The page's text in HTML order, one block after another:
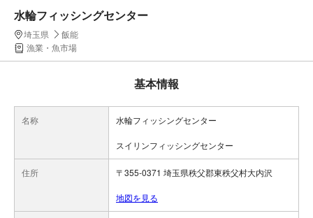
水輪フィッシングセンター
埼玉県
飯能
漁業・魚市場
基本情報
名称 水輪フィッシングセンター
スイリンフィッシングセンター
住所 〒355-0371 埼玉県秩父郡東秩父村大内沢
地図を見る